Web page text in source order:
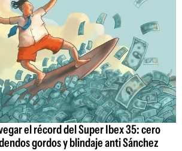
el récord del Super Ibex 35: cero
gordos y blindaje anti Sánchez